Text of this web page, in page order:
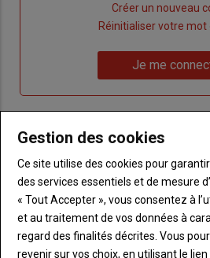
Créer un nouveau
de
Réinitialiser votre mot
me
connecte"
Je me
titre
TITRE CRÉEZ UN
Choisissez votre
compte pour accéder à
Touraine.
Gestion des cookies
Ce site utilise des cookies pour
des services essentiels et de mesure
« Tout Accepter », vous consentez à
et au traitement de vos données à
regard des finalités décrites. Vous
revenir sur vos choix, en utilisant le